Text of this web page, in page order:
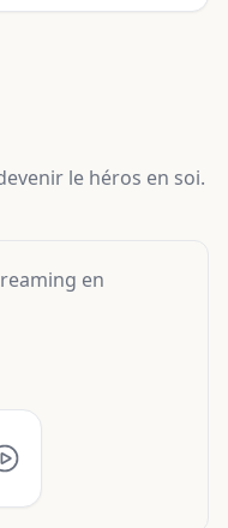
le héros en soi.
en